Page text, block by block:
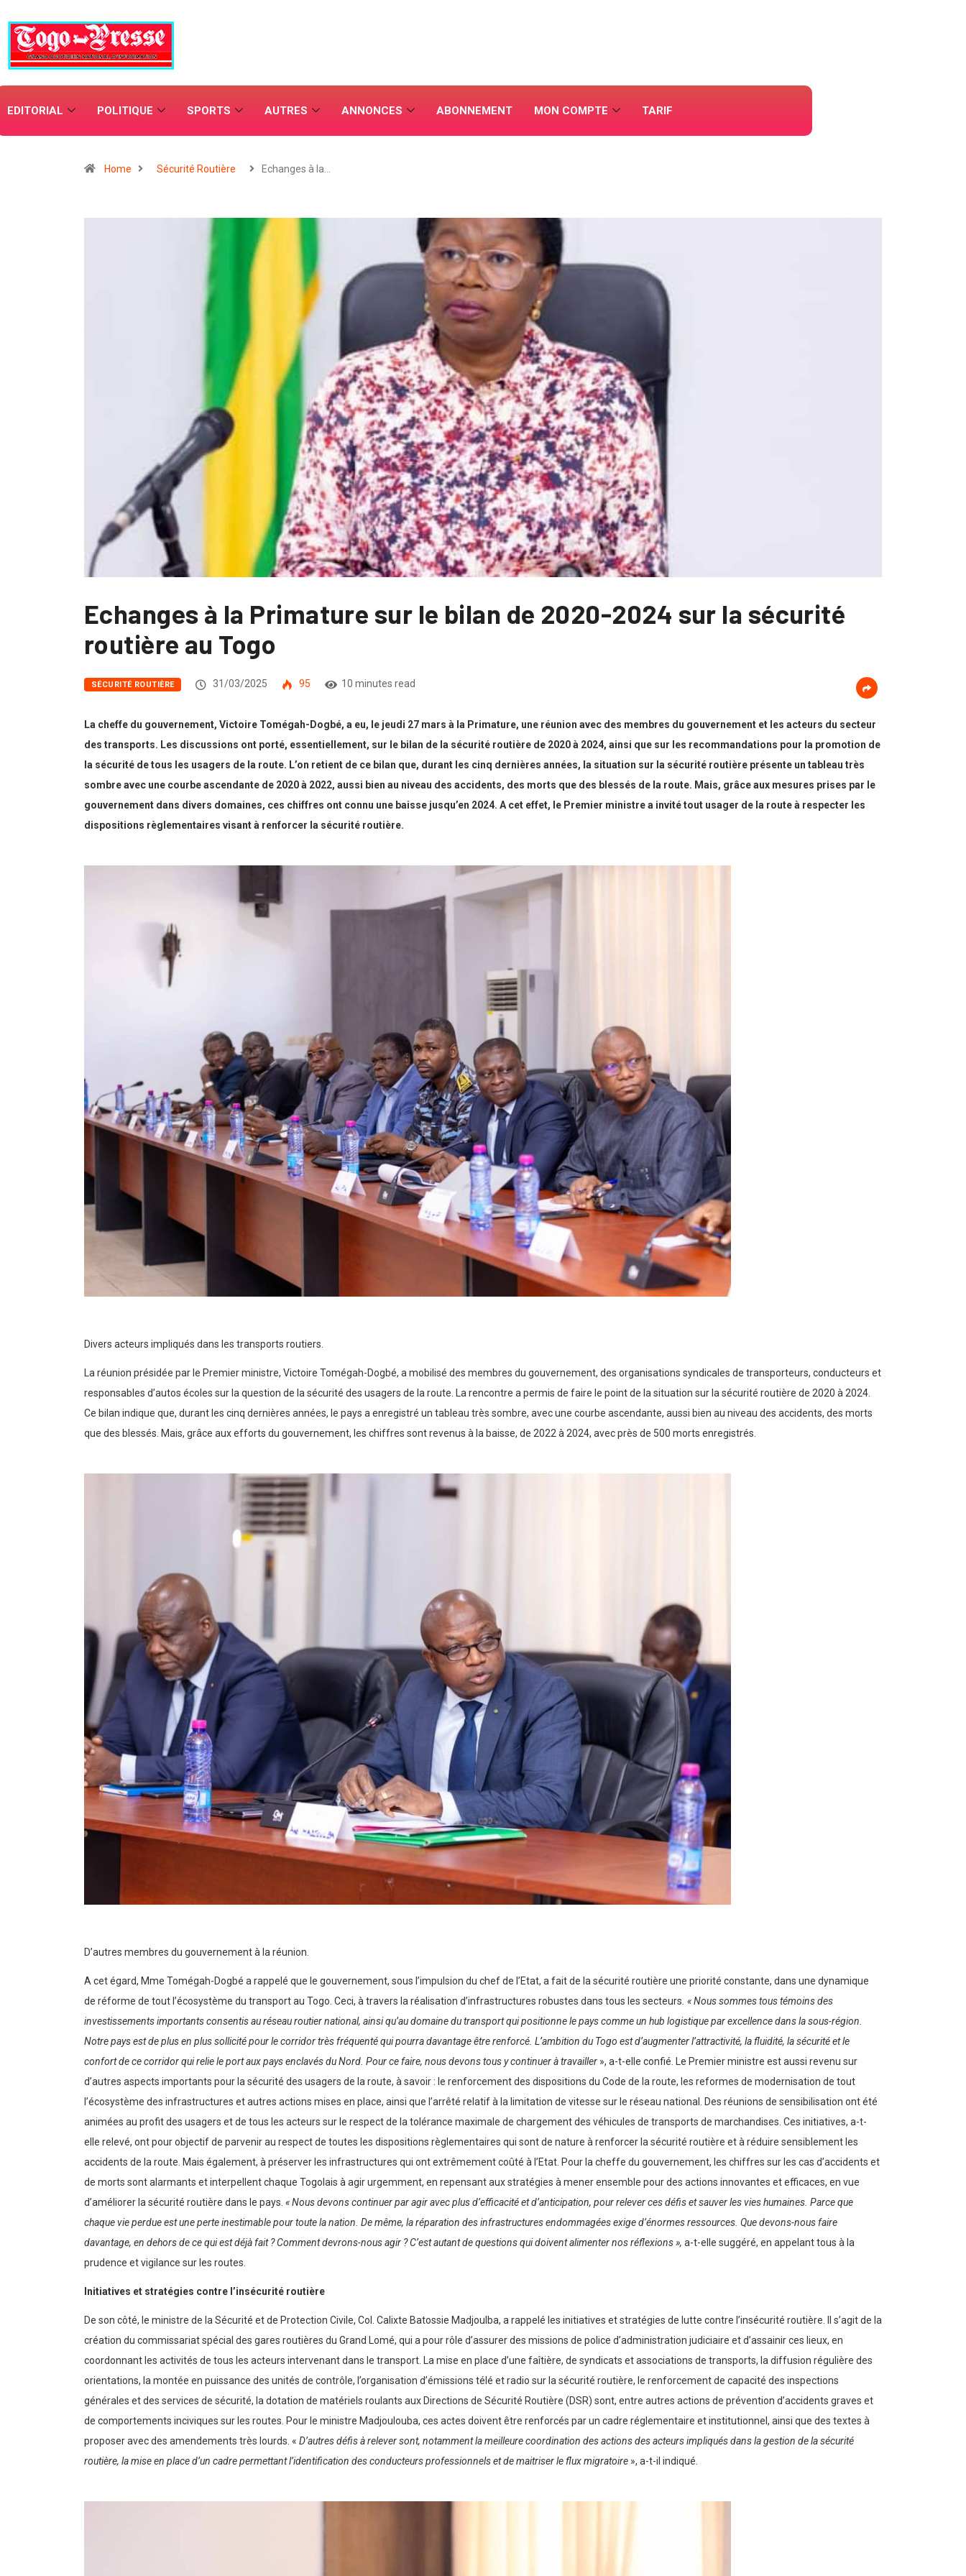
EDITORIAL POLITIQUE SPORTS AUTRES ANNONCES ABONNEMENT MON COMPTE TARIF
Home Sécurité Routière Echanges à la…
Echanges à la Primature sur le bilan de 2020-2024 sur la sécurité
routière au Togo
SÉCURITÉ ROUTIÈRE 31/03/2025 95 10 minutes read
La cheffe du gouvernement, Victoire Tomégah-Dogbé, a eu, le jeudi 27 mars à la Primature, une réunion avec des membres du gouvernement et les acteurs du secteur
des transports. Les discussions ont porté, essentiellement, sur le bilan de la sécurité routière de 2020 à 2024, ainsi que sur les recommandations pour la promotion de
la sécurité de tous les usagers de la route. L’on retient de ce bilan que, durant les cinq dernières années, la situation sur la sécurité routière présente un tableau très
sombre avec une courbe ascendante de 2020 à 2022, aussi bien au niveau des accidents, des morts que des blessés de la route. Mais, grâce aux mesures prises par le
gouvernement dans divers domaines, ces chiffres ont connu une baisse jusqu’en 2024. A cet effet, le Premier ministre a invité tout usager de la route à respecter les
dispositions règlementaires visant à renforcer la sécurité routière.
Divers acteurs impliqués dans les transports routiers.
La réunion présidée par le Premier ministre, Victoire Tomégah-Dogbé, a mobilisé des membres du gouvernement, des organisations syndicales de transporteurs, conducteurs et
responsables d’autos écoles sur la question de la sécurité des usagers de la route. La rencontre a permis de faire le point de la situation sur la sécurité routière de 2020 à 2024.
Ce bilan indique que, durant les cinq dernières années, le pays a enregistré un tableau très sombre, avec une courbe ascendante, aussi bien au niveau des accidents, des morts
que des blessés. Mais, grâce aux efforts du gouvernement, les chiffres sont revenus à la baisse, de 2022 à 2024, avec près de 500 morts enregistrés.
D’autres membres du gouvernement à la réunion.
A cet égard, Mme Tomégah-Dogbé a rappelé que le gouvernement, sous l’impulsion du chef de l’Etat, a fait de la sécurité routière une priorité constante, dans une dynamique
de réforme de tout l’écosystème du transport au Togo. Ceci, à travers la réalisation d’infrastructures robustes dans tous les secteurs . « Nous sommes tous témoins des
investissements importants consentis au réseau routier national, ainsi qu’au domaine du transport qui positionne le pays comme un hub logistique par excellence dans la sous-région.
Notre pays est de plus en plus sollicité pour le corridor très fréquenté qui pourra davantage être renforcé. L’ambition du Togo est d’augmenter l’attractivité, la fluidité, la sécurité et le
confort de ce corridor qui relie le port aux pays enclavés du Nord. Pour ce faire, nous devons tous y continuer à travailler », a-t-elle confié. Le Premier ministre est aussi revenu sur
d’autres aspects importants pour la sécurité des usagers de la route, à savoir : le renforcement des dispositions du Code de la route, les reformes de modernisation de tout
l’écosystème des infrastructures et autres actions mises en place, ainsi que l’arrêté relatif à la limitation de vitesse sur le réseau national. Des réunions de sensibilisation ont été
animées au profit des usagers et de tous les acteurs sur le respect de la tolérance maximale de chargement des véhicules de transports de marchandises. Ces initiatives, a-t-
elle relevé, ont pour objectif de parvenir au respect de toutes les dispositions règlementaires qui sont de nature à renforcer la sécurité routière et à réduire sensiblement les
accidents de la route. Mais également, à préserver les infrastructures qui ont extrêmement coûté à l’Etat. Pour la cheffe du gouvernement, les chiffres sur les cas d’accidents et
de morts sont alarmants et interpellent chaque Togolais à agir urgemment, en repensant aux stratégies à mener ensemble pour des actions innovantes et efficaces, en vue
d’améliorer la sécurité routière dans le pays. « Nous devons continuer par agir avec plus d’efficacité et d’anticipation, pour relever ces défis et sauver les vies humaines. Parce que
chaque vie perdue est une perte inestimable pour toute la nation. De même, la réparation des infrastructures endommagées exige d’énormes ressources. Que devons-nous faire
davantage, en dehors de ce qui est déjà fait ? Comment devrons-nous agir ? C’est autant de questions qui doivent alimenter nos réflexions », a-t-elle suggéré, en appelant tous à la
prudence et vigilance sur les routes.
Initiatives et stratégies contre l’insécurité routière
De son côté, le ministre de la Sécurité et de Protection Civile, Col. Calixte Batossie Madjoulba, a rappelé les initiatives et stratégies de lutte contre l’insécurité routière. Il s’agit de la
création du commissariat spécial des gares routières du Grand Lomé, qui a pour rôle d’assurer des missions de police d’administration judiciaire et d’assainir ces lieux, en
coordonnant les activités de tous les acteurs intervenant dans le transport. La mise en place d’une faîtière, de syndicats et associations de transports, la diffusion régulière des
orientations, la montée en puissance des unités de contrôle, l’organisation d’émissions télé et radio sur la sécurité routière, le renforcement de capacité des inspections
générales et des services de sécurité, la dotation de matériels roulants aux Directions de Sécurité Routière (DSR) sont, entre autres actions de prévention d’accidents graves et
de comportements inciviques sur les routes. Pour le ministre Madjoulouba, ces actes doivent être renforcés par un cadre réglementaire et institutionnel, ainsi que des textes à
proposer avec des amendements très lourds. « D’autres défis à relever sont, notamment la meilleure coordination des actions des acteurs impliqués dans la gestion de la sécurité
routière, la mise en place d’un cadre permettant l’identification des conducteurs professionnels et de maitriser le flux migratoire », a-t-il indiqué.